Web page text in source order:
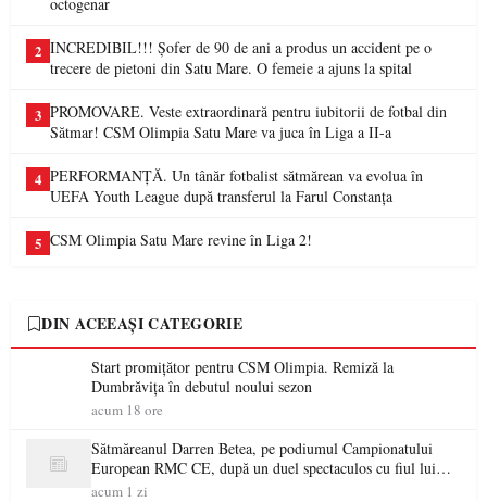
2 INCREDIBIL!!! Șofer de 90 de ani a produs un accident pe o
trecere de pietoni din Satu Mare. O femeie a ajuns la spital
3 PROMOVARE. Veste extraordinară pentru iubitorii de fotbal din
Sătmar! CSM Olimpia Satu Mare va juca în Liga a II-a
4 PERFORMANȚĂ. Un tânăr fotbalist sătmărean va evolua în
UEFA Youth League după transferul la Farul Constanța
5 CSM Olimpia Satu Mare revine în Liga 2!
DIN ACEEAȘI CATEGORIE
Start promițător pentru CSM Olimpia. Remiză la
Dumbrăvița în debutul noului sezon
acum 18 ore
Sătmăreanul Darren Betea, pe podiumul Campionatului
European RMC CE, după un duel spectaculos cu fiul lui
Kimi Räikkönen
acum 1 zi